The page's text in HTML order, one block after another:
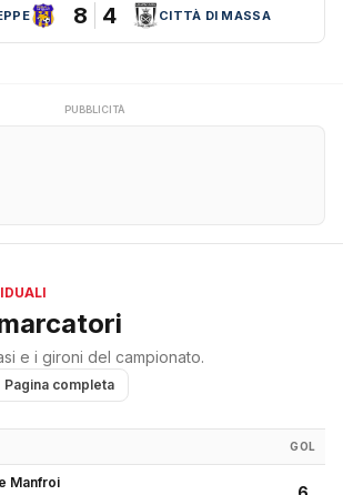
8 4 CITTÀ DI MASSA
PUBBLICITÀ
e i gironi del campionato.
Pagina completa
GOL
Manfroi